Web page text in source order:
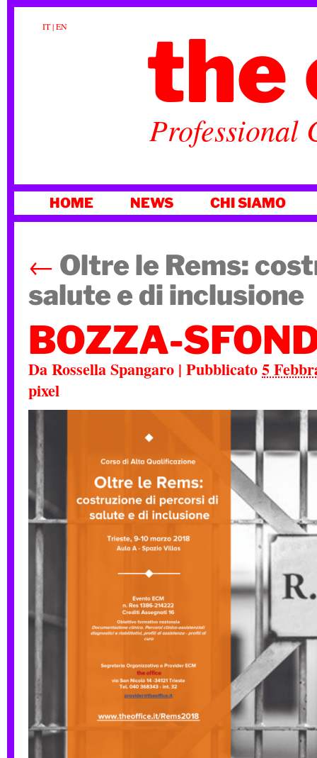
IT|EN the
Professional
AL
HOME NEWS CHI SIAMO
← Oltre le Rems:
salute e di inclusione
BOZZA-
DaRossella Spangaro | Pubblicato5
pixel